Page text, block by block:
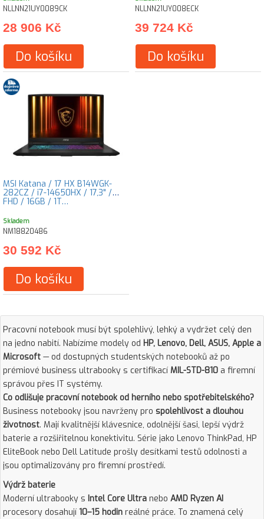
NLLNN21UY0089CK
28 906 Kč
Do košíku
NLLNN21UY008ECK
39 724 Kč
Do košíku
MSI Katana / 17 HX B14WGK-
282CZ / i7-14650HX / 17,3" /
FHD / 16GB / 1T…
Skladem
NM18820486
30 592 Kč
Do košíku
Pracovní notebook musí být spolehlivý, lehký a vydržet celý den
na jedno nabití. Nabízíme modely od HP, Lenovo, Dell, ASUS, Apple a
Microsoft — od dostupných studentských notebooků až po
prémiové business ultrabooky s certifikací MIL-STD-810 a firemní
správou přes IT systémy.
Co odlišuje pracovní notebook od herního nebo spotřebitelského?
Business notebooky jsou navrženy pro spolehlivost a dlouhou
životnost. Mají kvalitnější klávesnice, odolnější šasi, lepší výdrž
baterie a rozšiřitelnou konektivitu. Série jako Lenovo ThinkPad, HP
EliteBook nebo Dell Latitude prošly desítkami testů odolnosti a
jsou optimalizovány pro firemní prostředí.
Výdrž baterie
Moderní ultrabooky s Intel Core Ultra nebo AMD Ryzen AI
procesory dosahují 10–15 hodin reálné práce. To znamená celý